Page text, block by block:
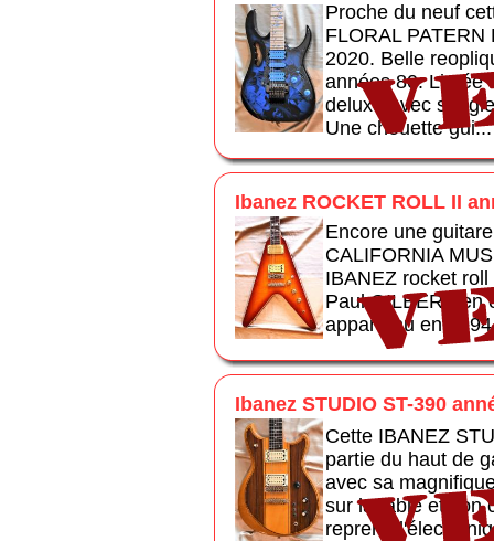
Proche du neuf
FLORAL
2020. Belle
années 80. Livrée
deluxe avec
Une chouette gui...
Ibanez ROCKET ROLL II
Encore une
CALIFORNIA
IBANEZ rocket
Paul GILBERT en
appartenu en
Ibanez STUDIO ST-390
Cette IBANEZ
partie du haut de
avec sa
sur la table et son
reprend